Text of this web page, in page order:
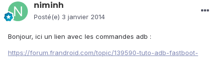
niminh
Posté(e) 3 janvier 2014
Bonjour, ici un lien avec les commandes adb :
https://forum.frandroid.com/topic/139590-tuto-adb-fastboot-